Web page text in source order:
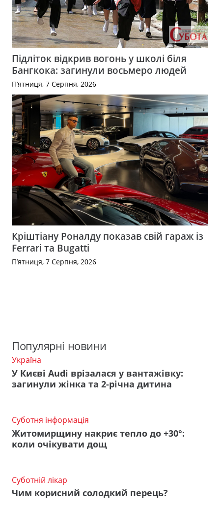
Підліток відкрив вогонь у школі біля
Бангкока: загинули восьмеро людей
П’ятниця, 7 Серпня, 2026
Кріштіану Роналду показав свій гараж із
Ferrari та Bugatti
П’ятниця, 7 Серпня, 2026
Популярні новини
Україна
У Києві Audi врізалася у вантажівку:
загинули жінка та 2-річна дитина
Суботня інформація
Житомирщину накриє тепло до +30°:
коли очікувати дощ
Суботній лікар
Чим корисний солодкий перець?